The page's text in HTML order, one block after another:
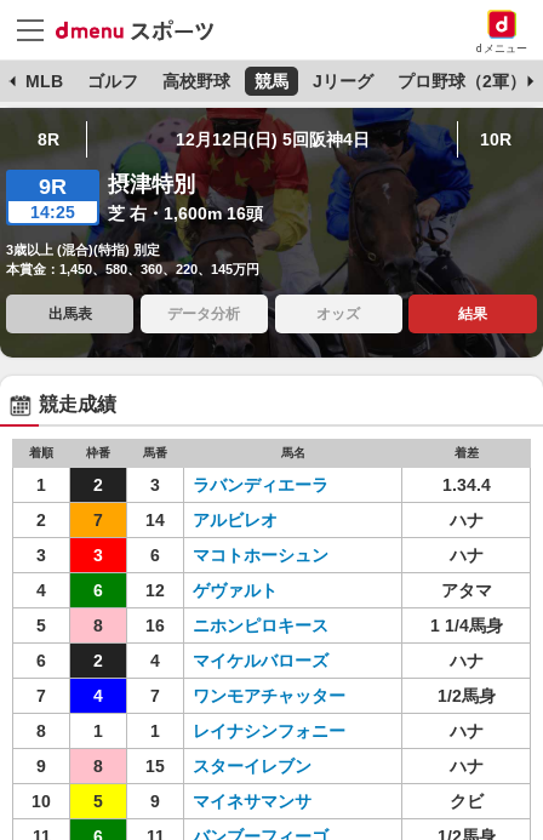
dメニュー
MLB ゴルフ 高校野球 競馬 Jリーグ プロ野球（2軍）
8R 12月12日(日) 5回阪神4日 10R
9R
14:25
摂津特別
芝 右・1,600m 16頭
3歳以上 (混合)(特指) 別定
本賞金：1,450、580、360、220、145万円
出馬表 データ分析 オッズ 結果
競走成績
着順 枠番 馬番 馬名 着差
1 2 3 ラバンディエーラ
1.34.4
2
7 14 アルビレオ
ハナ
3
3 6 マコトホーシュン
ハナ
4
6 12 ゲヴァルト
アタマ
5
8 16 ニホンピロキース
1 1/4馬身
6
2 4 マイケルバローズ
ハナ
7
4 7 ワンモアチャッター
1/2馬身
8
1 1 レイナシンフォニー
ハナ
9
8 15 スターイレブン
ハナ
10
5 9 マイネサマンサ
クビ